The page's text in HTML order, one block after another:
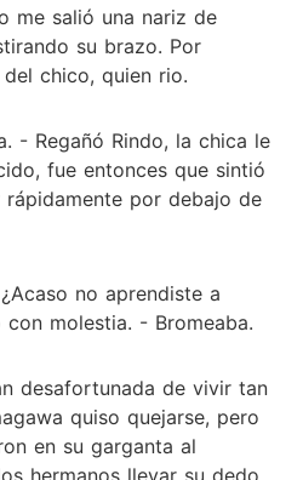
me salió una nariz de
su brazo. Por
chico, quien rio.
- Regañó Rindo, la chica le
fue entonces que sintió
por debajo de
no aprendiste a
molestia. - Bromeaba.
desafortunada de vivir tan
quiso quejarse, pero
en su garganta al
hermanos llevar su dedo